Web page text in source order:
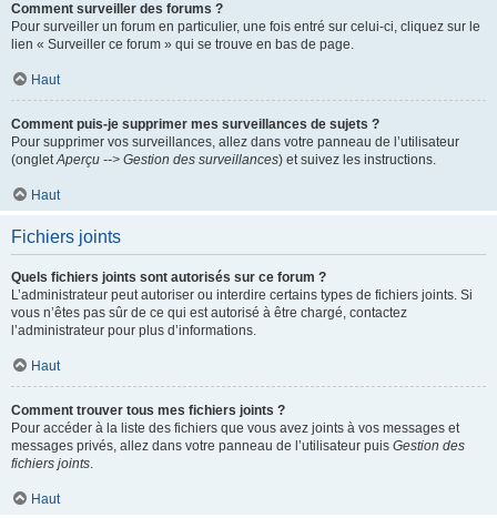
Comment surveiller des forums ?
Pour surveiller un forum en particulier, une fois entré sur celui-ci, cliquez sur le
lien « Surveiller ce forum » qui se trouve en bas de page.
Haut
Comment puis-je supprimer mes surveillances de sujets ?
Pour supprimer vos surveillances, allez dans votre panneau de l’utilisateur
(ongletAperçu --> Gestion des surveillances) et suivez les instructions.
Haut
Fichiers joints
Quels fichiers joints sont autorisés sur ce forum ?
L’administrateur peut autoriser ou interdire certains types de fichiers joints. Si
vous n’êtes pas sûr de ce qui est autorisé à être chargé, contactez
l’administrateur pour plus d’informations.
Haut
Comment trouver tous mes fichiers joints ?
Pour accéder à la liste des fichiers que vous avez joints à vos messages et
messages privés, allez dans votre panneau de l’utilisateur puis Gestion des
fichiers joints.
Haut